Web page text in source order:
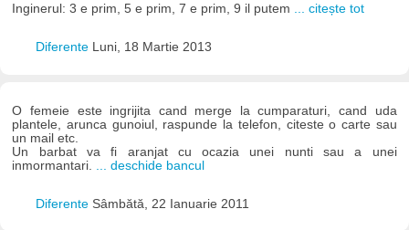
Inginerul: 3 e prim, 5 e prim, 7 e prim, 9 il putem
... citește tot
Diferente Luni, 18 Martie 2013
O femeie este ingrijita cand merge la cumparaturi, cand uda
plantele, arunca gunoiul, raspunde la telefon, citeste o carte sau
un mail etc.
Un barbat va fi aranjat cu ocazia unei nunti sau a unei
inmormantari.
... deschide bancul
Diferente Sâmbătă, 22 Ianuarie 2011